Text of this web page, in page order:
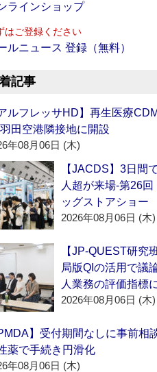
ラインショップ
はご登録ください
ルニュース 登録（無料）
記事
アルフレッサHD】再生医療
羽田空港隣接地に開設
年08月06日 (木)
【JACDS】3日間
人超が来場‐第26回
ッグストアショー
2026年08月06日 (木)
【JP-QUEST研究
局版QIの活用で議
人業務の評価指標
2026年08月06日 (木)
PMDA】受付期間なしに事前相
薬で手続き円滑化
年08月06日 (木)